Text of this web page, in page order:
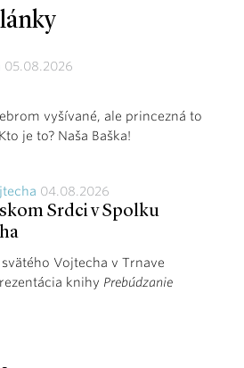
05.08.2026
vyšívané, ale princezná to
je to? Naša Baška!
04.08.2026
Srdci v Spolku
Vojtecha v Trnave
knihy Prebúdzanie